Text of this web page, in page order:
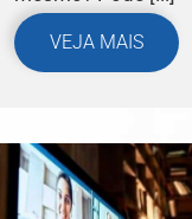
VEJA MAIS